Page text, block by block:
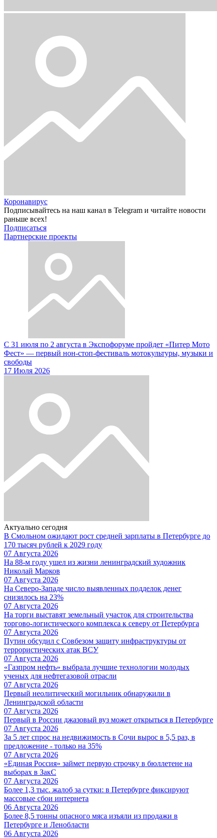
Коронавирус
Подписывайтесь на наш канал в Telegram и читайте новости
раньше всех!
Подписаться
Партнерские проекты
С 31 июля по 2 августа в Экспофоруме пройдет «Питер Мото
Фест» — первый нон-стоп-фестиваль мотокультуры, музыки и
свободы
17 Июля 2026
Актуально сегодня
В Смольном ожидают рост средней зарплаты в Петербурге до
170 тысяч рублей к 2029 году
07 Августа 2026
На 88-м году ушел из жизни ленинградский художник
Николай Марков
07 Августа 2026
На Северо-Западе число выявленных подделок денег
снизилось на 23%
07 Августа 2026
На торги выставят земельный участок для строительства
торгово-логистического комплекса к северу от Петербурга
07 Августа 2026
Путин обсудил с Совбезом защиту инфраструктуры от
террористических атак ВСУ
07 Августа 2026
«Газпром нефть» выбрала лучшие технологии молодых
ученых для нефтегазовой отрасли
07 Августа 2026
Первый неолитический могильник обнаружили в
Ленинградской области
07 Августа 2026
Первый в России джазовый вуз может открыться в Петербурге
07 Августа 2026
За 5 лет спрос на недвижимость в Сочи вырос в 5,5 раз, в
предложение - только на 35%
07 Августа 2026
«Единая Россия» займет первую строчку в бюллетене на
выборах в ЗакС
07 Августа 2026
Более 1,3 тыс. жалоб за сутки: в Петербурге фиксируют
массовые сбои интернета
06 Августа 2026
Более 8,5 тонны опасного мяса изъяли из продажи в
Петербурге и Ленобласти
06 Августа 2026